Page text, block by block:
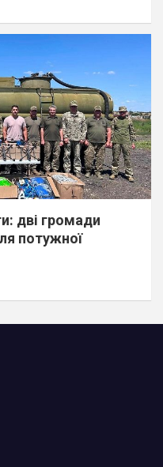
дві громади
потужної